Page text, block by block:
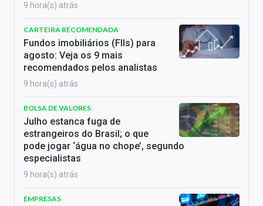
9 hora(s) atrás
CARTEIRA RECOMENDADA
Fundos imobiliários (FIIs) para
agosto: Veja os 9 mais
recomendados pelos analistas
9 hora(s) atrás
BOLSA DE VALORES
Julho estanca fuga de
estrangeiros do Brasil; o que
pode jogar ‘água no chope’, segundo
especialistas
9 hora(s) atrás
EMPRESAS